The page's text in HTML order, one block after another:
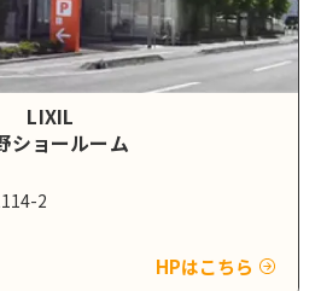
LIXIL
ショールーム
2
HPはこちら